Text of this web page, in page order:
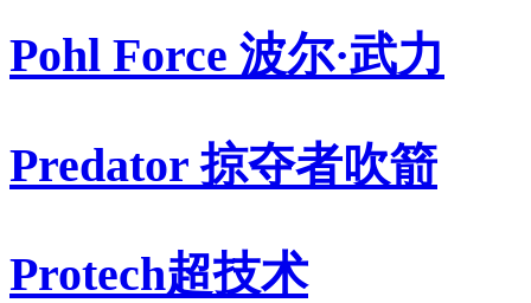
Pohl Force 波尔·武力
Predator 掠夺者吹箭
Protech超技术